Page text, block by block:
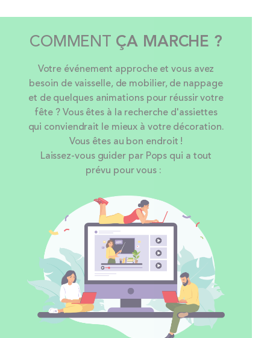
COMMENT ÇA MARCHE ?
Votre événement approche et vous avez
besoin de vaisselle, de mobilier, de nappage
et de quelques animations pour réussir votre
fête ? Vous êtes à la recherche d'assiettes
qui conviendrait le mieux à votre décoration.
Vous êtes au bon endroit !
Laissez-vous guider par Pops qui a tout
prévu pour vous :